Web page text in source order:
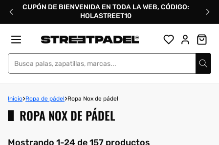
directamente
CUPÓN DE BIENVENIDA EN TODA LA WEB, CÓDIGO:
HOLASTREET10
Street Padel
Inicio Ropa de pádel Ropa Nox de pádel
ROPA NOX DE PÁDEL
Mostrando 1-24 de 157 productos